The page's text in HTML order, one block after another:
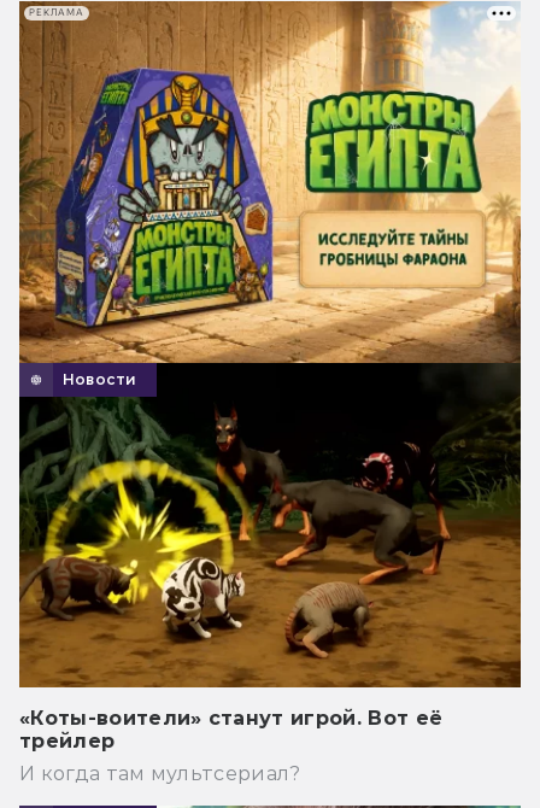
Новости
«Коты-воители» станут игрой. Вот её
трейлер
И когда там мультсериал?
РЕКЛАМА